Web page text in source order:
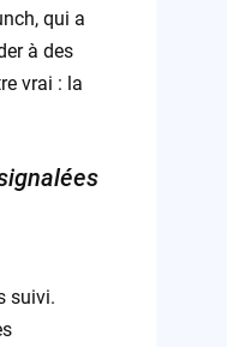
qui a
à des
vrai : la
suivi.